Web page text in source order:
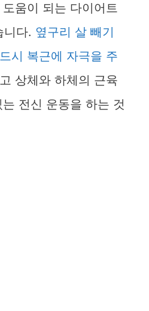
움이 되는 다이어트
니다. 옆구리 살 빼기
시 복근에 자극을 주
상체와 하체의 근육
전신 운동을 하는 것